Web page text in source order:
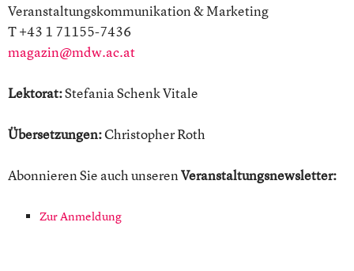
Veranstaltungskommunikation & Marketing
T +43 1 71155-7436
magazin@mdw.ac.at
Lektorat:Stefania Schenk Vitale
Übersetzungen:Christopher Roth
Abonnieren Sie auch unserenVeranstaltungsnewsletter:
Zur Anmeldung